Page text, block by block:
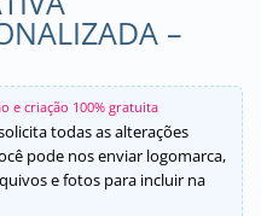
–
e criação 100% gratuita
todas as alterações
pode nos enviar logomarca,
e fotos para incluir na